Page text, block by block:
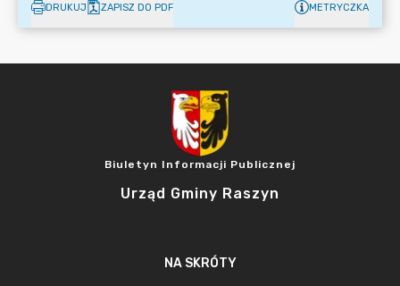
DRUKUJ ZAPISZ DO PDF METRYCZKA
Biuletyn Informacji Publicznej
Urząd Gminy Raszyn
NA SKRÓTY